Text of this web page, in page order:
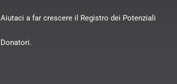
Aiutaci a far crescere il Registro dei Potenziali
Donatori.